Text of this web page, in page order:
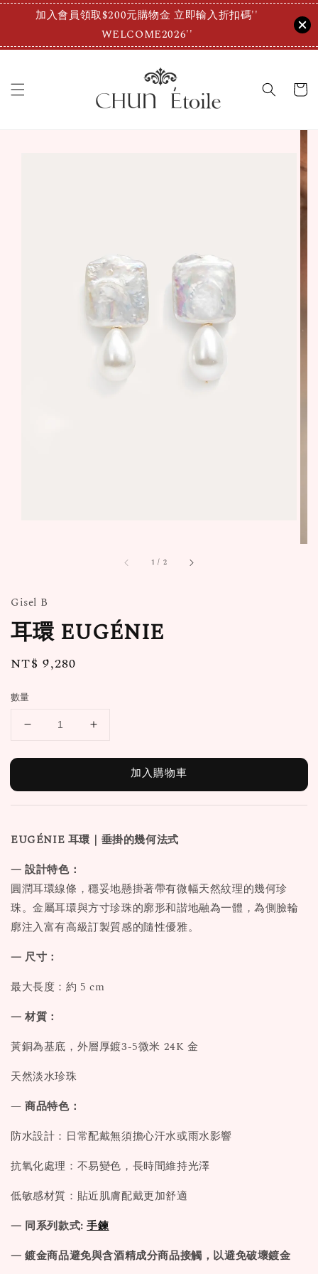
加入會員領取$200元購物金 立即輸入折扣碼''
WELCOME2026''
1 / 2
Gisel B
耳環 EUGÉNIE
Regular
NT$ 9,280
數量
加入購物車
EUGÉNIE 耳環 ｜垂掛的幾何法式
— 設計特色：
圓潤耳環線條，穩妥地懸掛著帶有微幅天然紋理的幾何珍
珠。金屬耳環與方寸珍珠的廓形和諧地融為一體，為側臉輪
廓注入富有高級訂製質感的隨性優雅。
— 尺寸：
最大長度：約 5 cm
— 材質：
黃銅為基底，外層厚鍍3-5微米 24K 金
天然淡水珍珠
—商品特色：
防水設計：日常配戴無須擔心汗水或雨水影響
抗氧化處理：不易變色，長時間維持光澤
低敏感材質：貼近肌膚配戴更加舒適
— 同系列款式:手鍊
— 鍍金商品避免與含酒精成分商品接觸，以避免破壞鍍金